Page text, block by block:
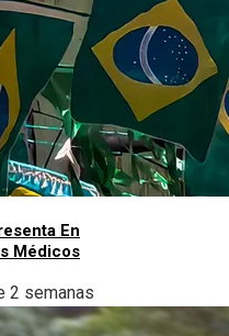
En
Médicos
2 semanas